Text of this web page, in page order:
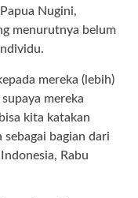
Nugini,
menurutnya belum
mereka (lebih)
mereka
kita katakan
bagian dari
Rabu